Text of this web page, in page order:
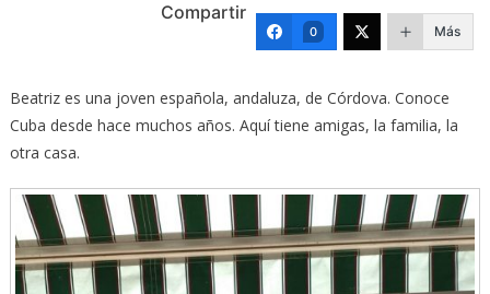
Compartir
0 Más
Beatriz es una joven española, andaluza, de Córdova. Conoce
Cuba desde hace muchos años. Aquí tiene amigas, la familia, la
otra casa.